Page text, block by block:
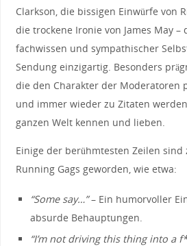
Clarkson,​ die bissigen ‍Einwürfe ⁤von
die ⁤trockene ⁣Ironie von James May –
fachwissen und sympathischer
Sendung einzigartig. Besonders
die den Charakter der Moderatoren
und immer wieder ⁢zu Zitaten
⁣ganzen Welt kennen und lieben.
⁤Einige der⁢ berühmtesten Zeilen sind
Running Gags geworden, wie etwa:
“Some say…”– Ein‌ humorvoller
absurde Behauptungen.
“I’m not ‌driving this thing​ into a